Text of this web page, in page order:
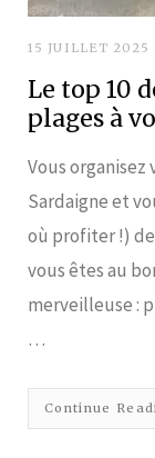
15 JUILLET 2025
Le top 10
plages à
Vous
Sardaigne et
où profiter !)
vous êtes au
merveilleuse :
…
Continue